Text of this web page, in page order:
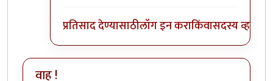
प्रतिसाद देण्यासाठीलॉग इन कराकिंवासदस्य व्हा
वाह !